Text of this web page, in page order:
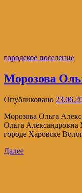
городское поселение
Морозова
Опубликовано
Морозова Ольга
Ольга Александровна
городе Харовске
Далее